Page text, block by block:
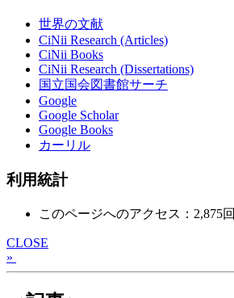
世界の文献
CiNii Research (Articles)
CiNii Books
CiNii Research (Dissertations)
国立国会図書館サーチ
Google
Google Scholar
Google Books
カーリル
利用統計
このページへのアクセス：2,875回
CLOSE
»